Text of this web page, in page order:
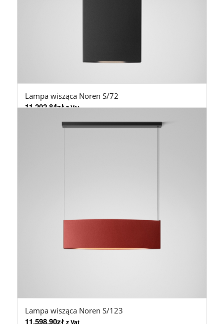
Lampa wisząca Noren S/72
11.202,84zł z Vat
Lampa wisząca Noren S/123
11.598,90zł z Vat